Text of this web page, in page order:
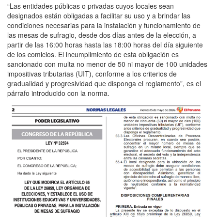
“Las entidades públicas o privadas cuyos locales sean
designados están obligadas a facilitar su uso y a brindar las
condiciones necesarias para la instalación y funcionamiento de
las mesas de sufragio, desde dos días antes de la elección, a
partir de las 16:00 horas hasta las 18:00 horas del día siguiente
de los comicios. El incumplimiento de esta obligación es
sancionado con multa no menor de 50 ni mayor de 100 unidades
impositivas tributarias (UIT), conforme a los criterios de
gradualidad y progresividad que disponga el reglamento”, es el
párrafo introducido con la norma.